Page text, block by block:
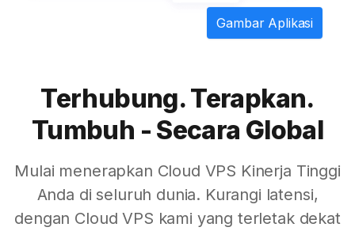
Gambar Aplikasi
Terhubung. Terapkan.
Tumbuh - Secara Global
Mulai menerapkan Cloud VPS Kinerja Tinggi
Anda di seluruh dunia. Kurangi latensi,
dengan Cloud VPS kami yang terletak dekat